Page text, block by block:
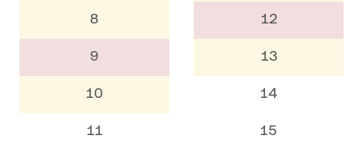
8
9
10
11
12
13
14
15